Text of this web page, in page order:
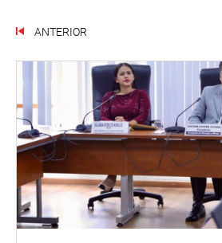
ANTERIOR